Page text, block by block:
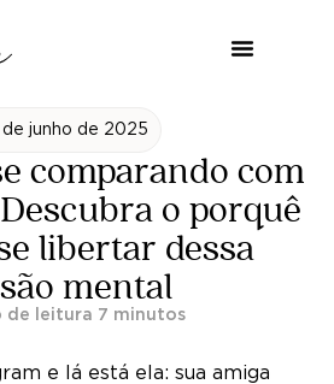
de junho de 2025
comparando com
o porquê
libertar dessa
mental
e lá está ela: sua amiga